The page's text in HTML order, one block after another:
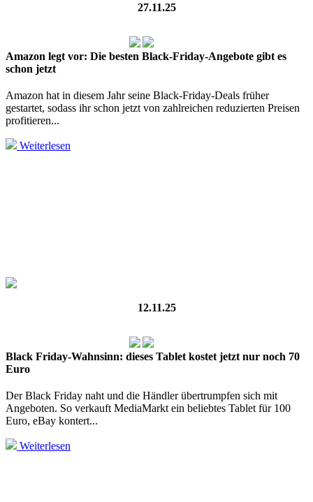
27.11.25
Amazon legt vor: Die besten Black‑Friday‑Angebote gibt es
schon jetzt
Amazon hat in diesem Jahr seine Black‑Friday‑Deals früher
gestartet, sodass ihr schon jetzt von zahlreichen reduzierten Preisen
profitieren...
Weiterlesen
12.11.25
Black Friday-Wahnsinn: dieses Tablet kostet jetzt nur noch 70
Euro
Der Black Friday naht und die Händler übertrumpfen sich mit
Angeboten. So verkauft MediaMarkt ein beliebtes Tablet für 100
Euro, eBay kontert...
Weiterlesen